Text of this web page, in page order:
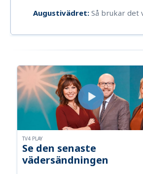
Augustivädret: Så brukar det
Se den senaste
vädersändningen
TV4 PLAY